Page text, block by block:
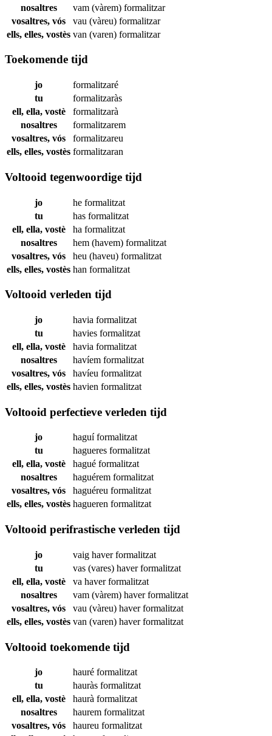
nosaltres
vam (vàrem) formalitzar
vosaltres, vós
vau (vàreu) formalitzar
ells, elles, vostès van (varen) formalitzar
Toekomende tijd
jo
formalitzaré
tu
formalitzaràs
ell, ella, vostè
formalitzarà
nosaltres
formalitzarem
vosaltres, vós
formalitzareu
ells, elles, vostès formalitzaran
Voltooid tegenwoordige tijd
jo he formalitzat
tu
has formalitzat
ell, ella, vostè
ha formalitzat
nosaltres
hem (havem) formalitzat
vosaltres, vós
heu (haveu) formalitzat
ells, elles, vostès han formalitzat
Voltooid verleden tijd
jo havia formalitzat
tu
havies formalitzat
ell, ella, vostè
havia formalitzat
nosaltres
havíem formalitzat
vosaltres, vós
havíeu formalitzat
ells, elles, vostès havien formalitzat
Voltooid perfectieve verleden tijd
jo haguíformalitzat
tu
hagueres formalitzat
ell, ella, vostè
hagué formalitzat
nosaltres
haguérem formalitzat
vosaltres, vós
haguéreu formalitzat
ells, elles, vostès hagueren formalitzat
Voltooid perifrastische verleden tijd
jo vaig haverformalitzat
tu
vas (vares) haverformalitzat
ell, ella, vostè
va haverformalitzat
nosaltres
vam (vàrem) haverformalitzat
vosaltres, vós
vau (vàreu) haverformalitzat
ells, elles, vostès van (varen) haverformalitzat
Voltooid toekomende tijd
jo hauré formalitzat
tu
hauràs formalitzat
ell, ella, vostè
haurà formalitzat
nosaltres
haurem formalitzat
vosaltres, vós
haureu formalitzat